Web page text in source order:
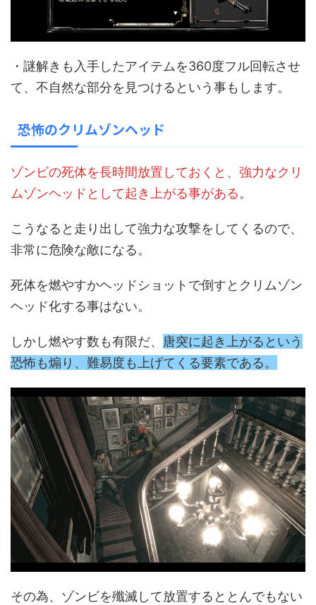
・謎解きも入手したアイテムを360度フル回転させ
て、不自然な部分を見つけるという事もします。
恐怖のクリムゾンヘッド
ゾンビの死体を長時間放置しておくと、強力なクリ
ムゾンヘッドとして起き上がる事がある。
こうなると走り出して強力な攻撃をしてくるので、
非常に危険な敵になる。
死体を燃やすかヘッドショットで倒すとクリムゾン
ヘッド化する事はない。
しかし燃やす数も有限だ、 唐突に起き上がるという
恐怖も煽り、難易度も上げてくる要素である。
その為、ゾンビを殲滅して放置するととんでもない